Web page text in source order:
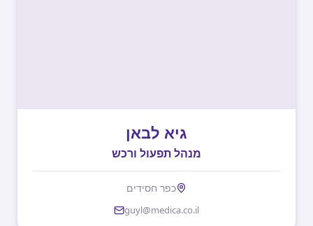
גיא לבאן
מנהל תפעול ורכש
כפר חסידים
guyl@medica.co.il